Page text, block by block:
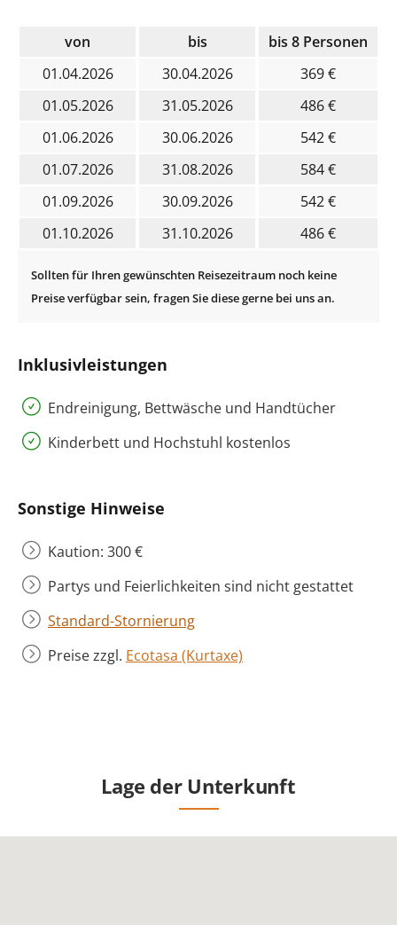
von bis
bis 8 Personen
01.04.2026
30.04.2026
369 €
01.05.2026
31.05.2026
486 €
01.06.2026
30.06.2026
542 €
01.07.2026
31.08.2026
584 €
01.09.2026
30.09.2026
542 €
01.10.2026
31.10.2026 486 €
Inklusivleistungen
Endreinigung, Bettwäsche und Handtücher
Kinderbett und Hochstuhl kostenlos
Sonstige Hinweise
Kaution: 300 €
Partys und Feierlichkeiten sind nicht gestattet
Standard-Stornierung
Preise zzgl. Ecotasa (Kurtaxe)
Lage der Unterkunft